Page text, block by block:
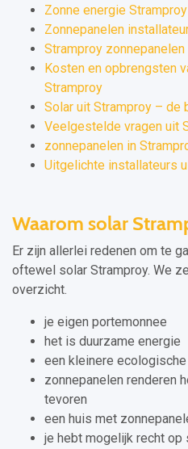
Zonne energie Stramproy
Zonnepanelen
Stramproy
Kosten en opbrengsten
Stramproy
Solar uit Stramproy – de
Veelgestelde vragen uit
zonnepanelen in
Uitgelichte installateurs
Waarom solar
Er zijn allerlei redenen om te
oftewel solar Stramproy. We
overzicht.
je eigen portemonnee
het is duurzame energie
een kleinere
zonnepanelen renderen
tevoren
een huis met
je hebt mogelijk recht op